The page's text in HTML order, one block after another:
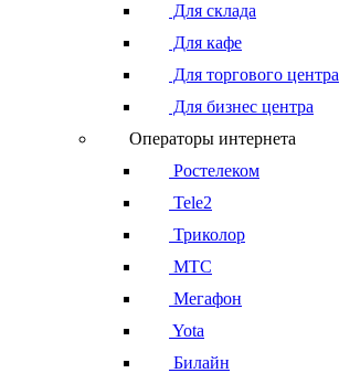
Для склада
Для кафе
Для торгового центра
Для бизнес центра
Операторы интернета
Ростелеком
Tele2
Триколор
МТС
Мегафон
Yota
Билайн